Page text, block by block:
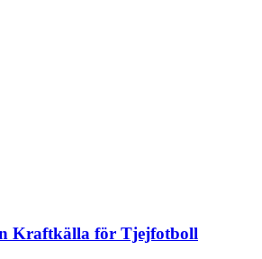
Kraftkälla för Tjejfotboll